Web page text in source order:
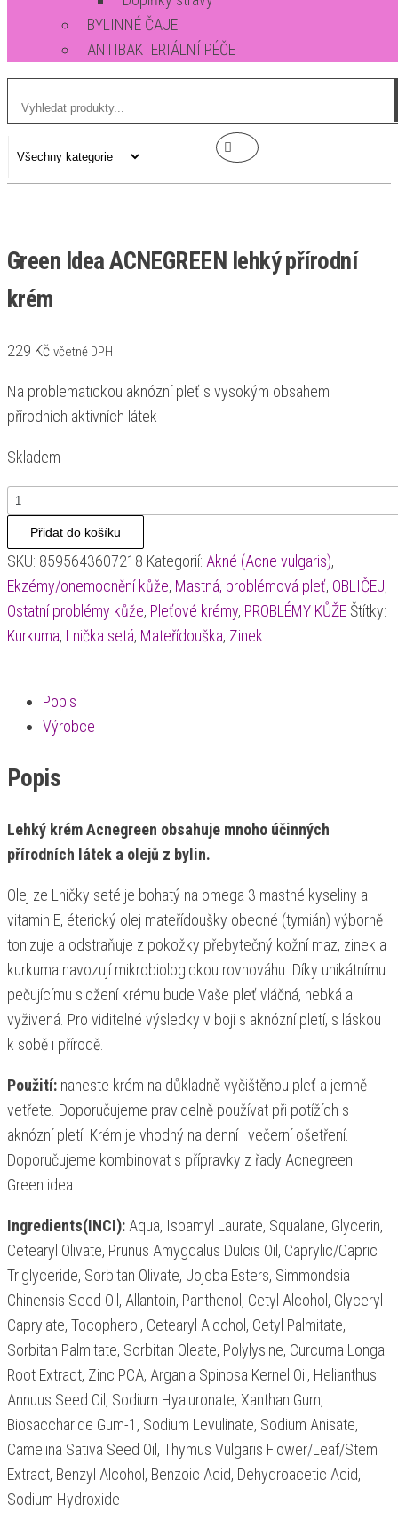
BYLINNÉ ČAJE
ANTIBAKTERIÁLNÍ PÉČE
Green Idea ACNEGREEN lehký přírodní
krém
229 Kč včetně DPH
Na problematickou aknózní pleť s vysokým obsahem
přírodních aktivních látek
Skladem
Green
Idea
ACNEGREEN
lehký
přírodní
krém
množství
Přidat do košíku
SKU: 8595643607218 Kategorií: Akné (Acne vulgaris),
Ekzémy/onemocnění kůže, Mastná, problémová pleť, OBLIČEJ,
Ostatní problémy kůže, Pleťové krémy, PROBLÉMY KŮŽE Štítky:
Kurkuma, Lnička setá, Mateřídouška, Zinek
Popis
Výrobce
Popis
Lehký krém Acnegreen obsahuje mnoho účinných
přírodních látek a olejů z bylin.
Olej ze Lničky seté je bohatý na omega 3 mastné kyseliny a
vitamin E, éterický olej mateřídoušky obecné (tymián) výborně
tonizuje a odstraňuje z pokožky přebytečný kožní maz, zinek a
kurkuma navozují mikrobiologickou rovnováhu. Díky unikátnímu
pečujícímu složení krému bude Vaše pleť vláčná, hebká a
vyživená. Pro viditelné výsledky v boji s aknózní pletí, s láskou
k sobě i přírodě.
Použití: naneste krém na důkladně vyčištěnou pleť a jemně
vetřete. Doporučujeme pravidelně používat při potížích s
aknózní pletí. Krém je vhodný na denní i večerní ošetření.
Doporučujeme kombinovat s přípravky z řady Acnegreen
Green idea.
Ingredients(INCI): Aqua, Isoamyl Laurate, Squalane, Glycerin,
Cetearyl Olivate, Prunus Amygdalus Dulcis Oil, Caprylic/Capric
Triglyceride, Sorbitan Olivate, Jojoba Esters, Simmondsia
Chinensis Seed Oil, Allantoin, Panthenol, Cetyl Alcohol, Glyceryl
Caprylate, Tocopherol, Cetearyl Alcohol, Cetyl Palmitate,
Sorbitan Palmitate, Sorbitan Oleate, Polylysine, Curcuma Longa
Root Extract, Zinc PCA, Argania Spinosa Kernel Oil, Helianthus
Annuus Seed Oil, Sodium Hyaluronate, Xanthan Gum,
Biosaccharide Gum-1, Sodium Levulinate, Sodium Anisate,
Camelina Sativa Seed Oil, Thymus Vulgaris Flower/Leaf/Stem
Extract, Benzyl Alcohol, Benzoic Acid, Dehydroacetic Acid,
Sodium Hydroxide